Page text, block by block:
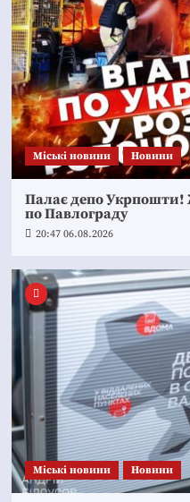
Mіські новини Новини
Палає депо Укрпошти!
по Павлограду
20:47 06.08.2026
Mіські новини Новини